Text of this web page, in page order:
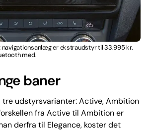
navigationsanlæg er ekstraudstyr til 33.995 kr.
med.
baner
tre udstyrsvarianter: Active, Ambition
fra Active til Ambition er
derfra til Elegance, koster det